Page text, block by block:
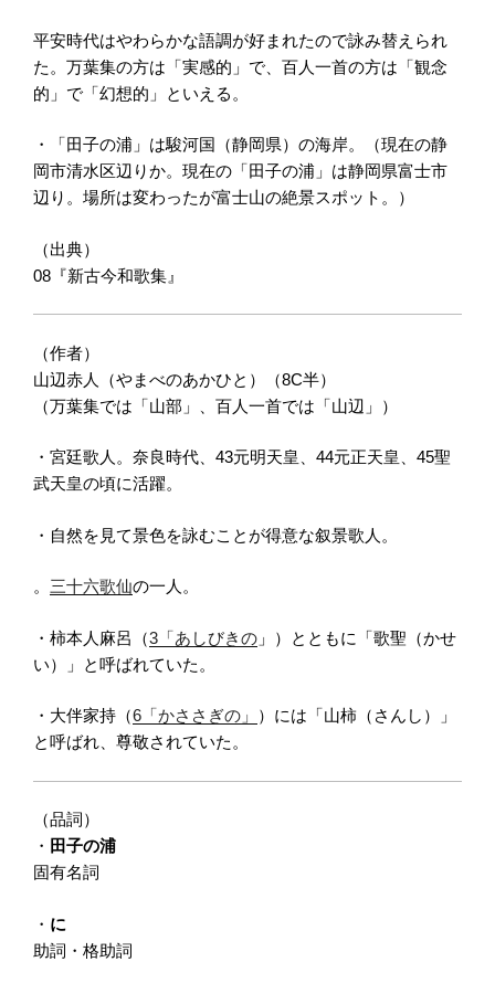
平安時代はやわらかな語調が好まれたので詠み替えられ
た。万葉集の方は「実感的」で、百人一首の方は「観念
的」で「幻想的」といえる。
・「田子の浦」は駿河国（静岡県）の海岸。（現在の静
岡市清水区辺りか。現在の「田子の浦」は静岡県富士市
辺り。場所は変わったが富士山の絶景スポット。）
（出典）
08『新古今和歌集』
（作者）
山辺赤人（やまべのあかひと）（8C半）
（万葉集では「山部」、百人一首では「山辺」）
・宮廷歌人。奈良時代、43元明天皇、44元正天皇、45聖
武天皇の頃に活躍。
・自然を見て景色を詠むことが得意な叙景歌人。
。 三十六歌仙の一人。
・柿本人麻呂（3「あしびきの 」）とともに「歌聖（かせ
い）」と呼ばれていた。
・大伴家持（6「かささぎの」
）には「山柿（さんし）」
と呼ばれ、尊敬されていた。
（品詞）
・ 田子の浦
固有名詞
・ に
助詞・格助詞